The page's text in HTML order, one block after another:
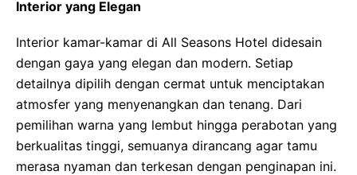
Interior yang Elegan
Interior kamar-kamar di All Seasons Hotel didesain
dengan gaya yang elegan dan modern. Setiap
detailnya dipilih dengan cermat untuk menciptakan
atmosfer yang menyenangkan dan tenang. Dari
pemilihan warna yang lembut hingga perabotan yang
berkualitas tinggi, semuanya dirancang agar tamu
merasa nyaman dan terkesan dengan penginapan ini.